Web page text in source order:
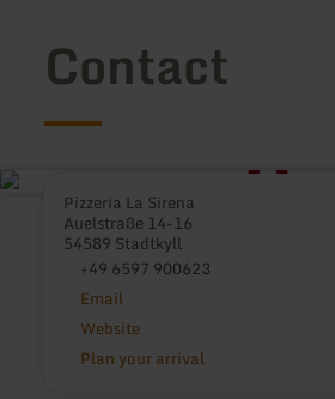
Contact
Pizzeria La Sirena
Auelstraße 14-16
54589 Stadtkyll
+49 6597 900623
Email
Website
Plan your arrival